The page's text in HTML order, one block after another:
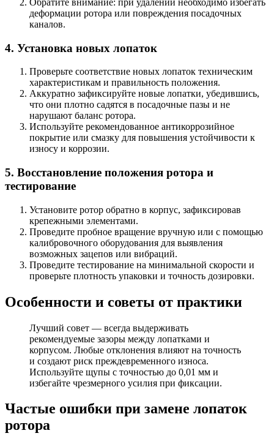
деформации ротора или повреждения посадочных
каналов.
4. Установка новых лопаток
Проверьте соответствие новых лопаток техническим
характеристикам и правильность положения.
Аккуратно зафиксируйте новые лопатки, убедившись,
что они плотно садятся в посадочные пазы и не
нарушают баланс ротора.
Используйте рекомендованное антикоррозийное
покрытие или смазку для повышения устойчивости к
износу и коррозии.
5. Восстановление положения ротора и
тестирование
Установите ротор обратно в корпус, зафиксировав
крепежными элементами.
Проведите пробное вращение вручную или с помощью
калибровочного оборудования для выявления
возможных зацепов или вибраций.
Проведите тестирование на минимальной скорости и
проверьте плотность упаковки и точность дозировки.
Особенности и советы от практики
Лучший совет — всегда выдерживать
рекомендуемые зазоры между лопатками и
корпусом. Любые отклонения влияют на точность
и создают риск преждевременного износа.
Используйте щупы с точностью до 0,01 мм и
избегайте чрезмерного усилия при фиксации.
Частые ошибки при замене лопаток
ротора